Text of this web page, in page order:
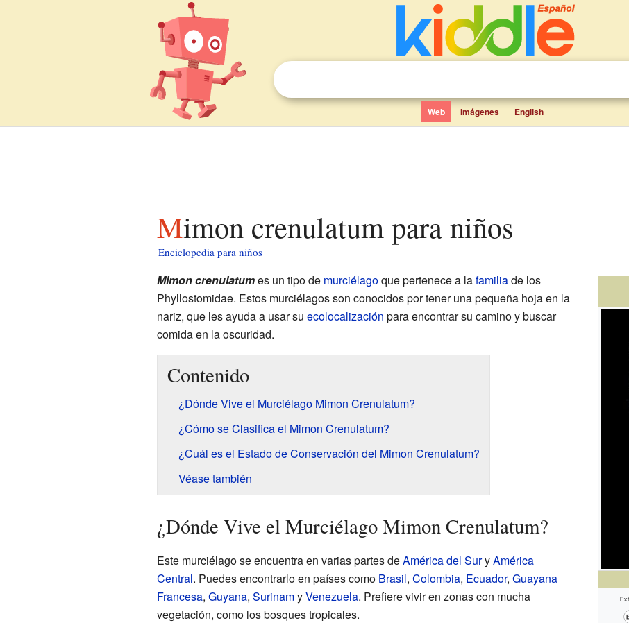
Web Imágenes English
Mimon crenulatum para niños
Enciclopedia para niños
Mimon crenulatumes un tipo de murciélagoque pertenece a lafamiliade los
Phyllostomidae. Estos murciélagos son conocidos por tener una pequeña hoja en la
nariz, que les ayuda a usar su ecolocalización para encontrar su camino y buscar
comida en la oscuridad.
Contenido
¿Dónde Vive el Murciélago Mimon Crenulatum?
¿Cómo se Clasifica el Mimon Crenulatum?
¿Cuál es el Estado de Conservación del Mimon Crenulatum?
Véase también
¿Dónde Vive el Murciélago Mimon Crenulatum?
Este murciélago se encuentra en varias partes deAmérica del SuryAmérica
Central. Puedes encontrarlo en países como Brasil, Colombia, Ecuador, Guayana
Francesa, Guyana, SurinamyVenezuela. Prefiere vivir en zonas con mucha
vegetación, como los bosques tropicales.